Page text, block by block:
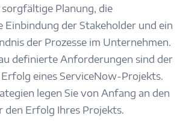
Planung, die
Einbindung der Stakeholder und ein
der Prozesse im Unternehmen.
definierte Anforderungen sind der
Erfolg eines ServiceNow-Projekts.
legen Sie von Anfang an den
den Erfolg Ihres Projekts.